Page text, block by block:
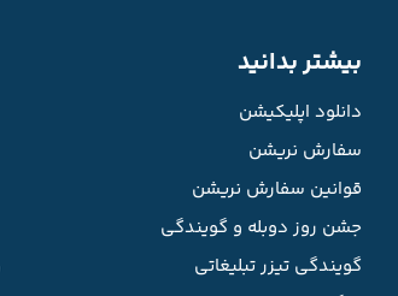
بیشتر بدانید
دانلود اپلیکیشن
سفارش نریشن
قوانین سفارش نریشن
جشن روز دوبله و گویندگی
گویندگی تیزر تبلیغاتی